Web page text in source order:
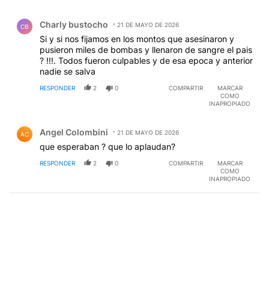
CB Charly bustocho 21 DE MAYO DE 2026
Si y si nos fijamos en los montos que asesinaron y
pusieron miles de bombas y llenaron de sangre el pais
? !!!. Todos fueron culpables y de esa epoca y anterior
nadie se salva
RESPONDER 2 0 COMPARTIR
MARCAR
COMO
INAPROPIADO
AC Angel Colombini 21 DE MAYO DE 2026
que esperaban ? que lo aplaudan?
RESPONDER 2 0 COMPARTIR
MARCAR
COMO
INAPROPIADO